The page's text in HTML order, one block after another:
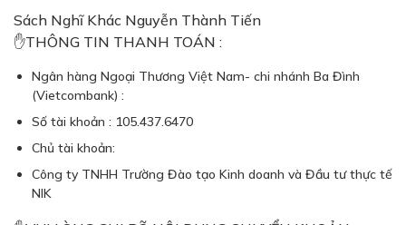
Sách Nghĩ Khác Nguyễn Thành Tiến
✋THÔNG TIN THANH TOÁN :
Ngân hàng Ngoại Thương Việt Nam- chi nhánh Ba Đình
(Vietcombank) :
Số tài khoản : 105.437.6470
Chủ tài khoản:
Công ty TNHH Trường Đào tạo Kinh doanh và Đầu tư thực tế
NIK